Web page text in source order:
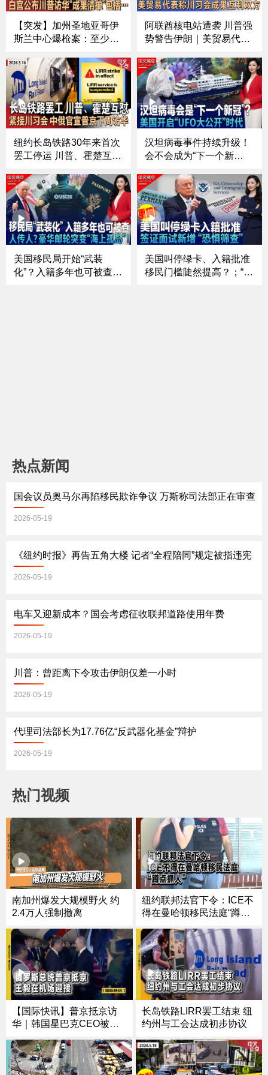
【突发】加州圣地亚哥伊
斯兰中心爆枪案：至少5
布川普访华“成果清单”｜
川普暂缓重启对伊朗军事
打击｜纽约长岛铁路罢工
进入第3天｜美两军机空
中相撞后坠毁《中文正
点》26.5.18
阿联酋核电站遭袭 川普强
势警告伊朗｜美贸易代
订单｜白宫10亿安保费告
吹？｜川普反对者连任参
议员梦碎｜千人DC祈祷
会｜奢侈+时尚新品引发
抢购潮《中文正点》26.5.
17
纽约长岛铁路30年来首次
罢工停运 川普、霍楚互相
二号人物｜部署326天 福
特号航母终于回港｜美中
同意对同等规模产品降低
关税｜普京将于下周访华
《中文正点》26.5.16
汉坦病毒事件持续升级！
会不会成为“下一个新
公开”时代？大量神秘画面
首次曝光；拉美局势突然
再升温！川普加码施压；
被曝考虑再启伊朗战事？
川普称停火“命悬一
线”《中文焦点》5/14
美国移民局开始“武装
化”？入籍多年也可被查；
美国叫停绿卡、入籍批准
移民门槛陡然提高？；“不
热点新闻
国会议员奥马尔再陷移民欺诈争议 万斯称司法部正在审查
2026-05-19
《纽约时报》再告五角大楼 记者“全程陪同”规定被指违宪
2026-05-19
电车又迎新成本？国会考虑征收联邦道路使用年费
2026-05-19
川普：曾距离下令攻击伊朗仅差一小时
2026-05-19
代理司法部长为17.76亿“反武器化基金”辩护
2026-05-19
热门视频
南加州爆发大规模野火 约
2.4万人强制撤离
纽约联邦法官下令：ICE不
得在曼哈顿移民法庭“蹲点
【国际快讯】普京抵京访
华｜韩国星巴克CEO被解
长岛铁路LIRR罢工结束 纽
约州与工会达成初步协议